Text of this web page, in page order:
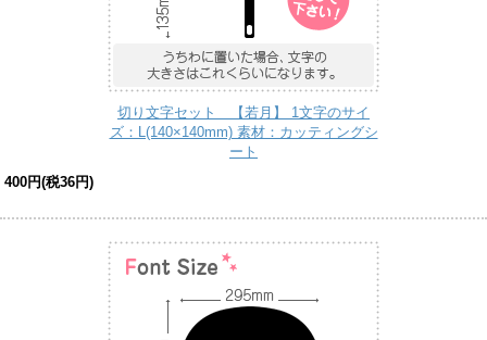
切り文字セット 【若月】 1文字のサイ
ズ：L(140×140mm) 素材：カッティングシ
ート
400円(税36円)